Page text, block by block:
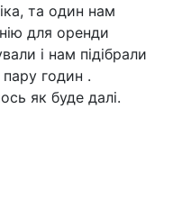
та один нам
для оренди
і нам підібрали
годин .
як буде далі.